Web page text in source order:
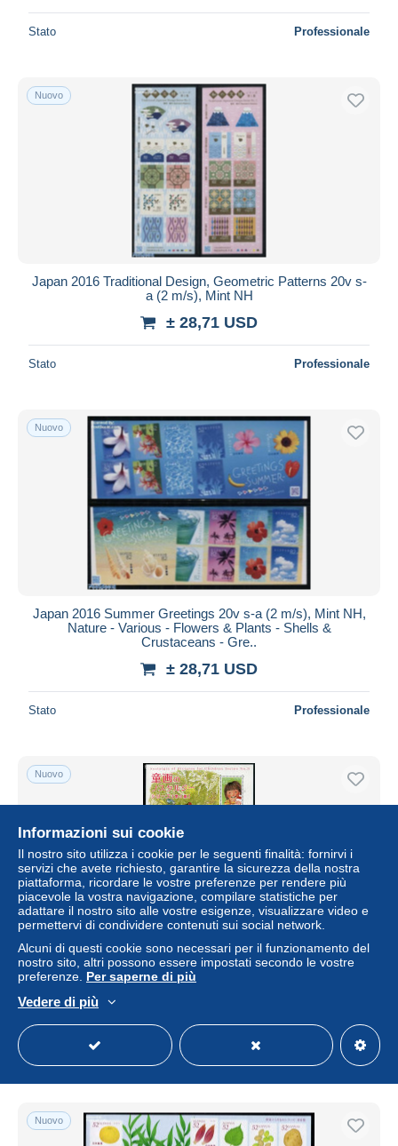
Stato Professionale
Nuovo
Japan 2016 Traditional Design, Geometric Patterns 20v s-
a (2 m/s), Mint NH
± 28,71 USD
Stato Professionale
Nuovo
Japan 2016 Summer Greetings 20v s-a (2 m/s), Mint NH,
Nature - Various - Flowers & Plants - Shells &
Crustaceans - Gre..
± 28,71 USD
Stato Professionale
Nuovo
Japan 2016 Nostalgia of Pictures for Children no.3 10v
m/s, Mint NH, Sport - Various - Cycling - Teddy Bears - Art
Professionale
Nuovo
Informazioni sui cookie
Il nostro sito utilizza i cookie per le seguenti finalità: fornirvi i
servizi che avete richiesto, garantire la sicurezza della nostra
piattaforma, ricordare le vostre preferenze per rendere più
piacevole la vostra navigazione, compilare statistiche per
adattare il nostro sito alle vostre esigenze, visualizzare video e
permettervi di condividere contenuti sui social network.
Alcuni di questi cookie sono necessari per il funzionamento del
nostro sito, altri possono essere impostati secondo le vostre
preferenze. Per saperne di più
Vedere di più